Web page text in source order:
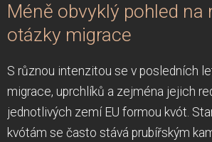
Méně obvyklý pohled na
otázky migrace
S různou intenzitou se v posledních
migrace, uprchlíků a zejména jejich
jednotlivých zemí EU formou kvót.
kvótám se často stává prubířským